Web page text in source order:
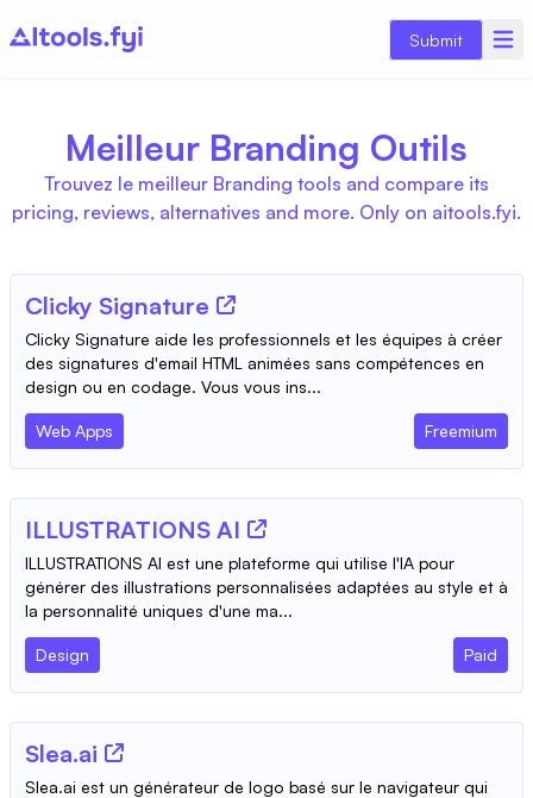
Submit
Meilleur Branding Outils
Trouvez le meilleur Branding tools and compare its
pricing, reviews, alternatives and more. Only on aitools.fyi.
Clicky Signature
Clicky Signature aide les professionnels et les équipes à créer
des signatures d'email HTML animées sans compétences en
design ou en codage. Vous vous ins...
Web Apps Freemium
ILLUSTRATIONS AI
ILLUSTRATIONS AI est une plateforme qui utilise l'IA pour
générer des illustrations personnalisées adaptées au style et à
la personnalité uniques d'une ma...
Design Paid
Slea.ai
Slea.ai est un générateur de logo basé sur le navigateur qui